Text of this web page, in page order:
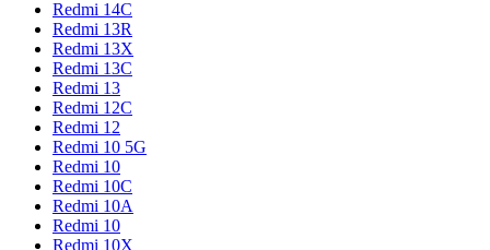
Redmi 14C
Redmi 13R
Redmi 13X
Redmi 13C
Redmi 13
Redmi 12C
Redmi 12
Redmi 10 5G
Redmi 10
Redmi 10C
Redmi 10A
Redmi 10
Redmi 10X